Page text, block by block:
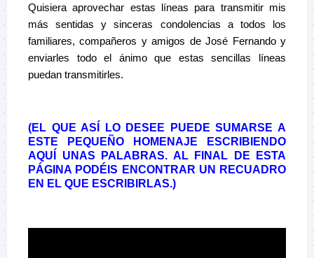
Quisiera aprovechar estas líneas para transmitir mis
más sentidas y sinceras condolencias a todos los
familiares, compañeros y amigos de José Fernando y
enviarles todo el ánimo que estas sencillas líneas
puedan transmitirles.
(EL QUE ASÍ LO DESEE PUEDE SUMARSE A
ESTE PEQUEÑO HOMENAJE ESCRIBIENDO
AQUÍ UNAS PALABRAS. AL FINAL DE ESTA
PÁGINA PODÉIS ENCONTRAR UN RECUADRO
EN EL QUE ESCRIBIRLAS.)